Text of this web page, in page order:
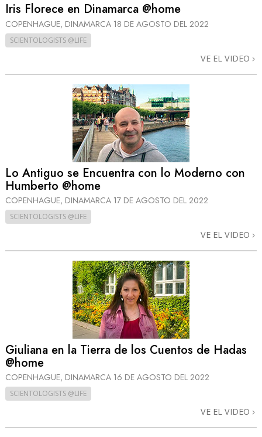
Iris Florece en Dinamarca @home
COPENHAGUE, DINAMARCA 18 DE AGOSTO DEL 2022
SCIENTOLOGISTS @LIFE
VE EL VIDEO
Lo Antiguo se Encuentra con lo Moderno con
Humberto @home
COPENHAGUE, DINAMARCA 17 DE AGOSTO DEL 2022
SCIENTOLOGISTS @LIFE
VE EL VIDEO
Giuliana en la Tierra de los Cuentos de Hadas
@home
COPENHAGUE, DINAMARCA 16 DE AGOSTO DEL 2022
SCIENTOLOGISTS @LIFE
VE EL VIDEO